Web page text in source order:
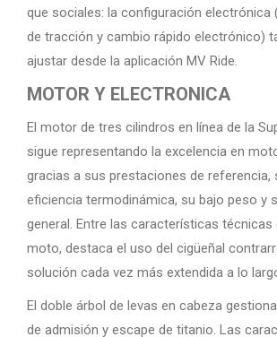
que sociales: la configuración electrónica
de tracción y cambio rápido electrónico)
ajustar desde la aplicación MV Ride.
MOTOR Y ELECTRONICA
El motor de tres cilindros en línea de la
sigue representando la excelencia en
gracias a sus prestaciones de referencia,
eficiencia termodinámica, su bajo peso y
general. Entre las características técnicas
moto, destaca el uso del cigüeñal
solución cada vez más extendida a lo
El doble árbol de levas en cabeza
de admisión y escape de titanio. Las